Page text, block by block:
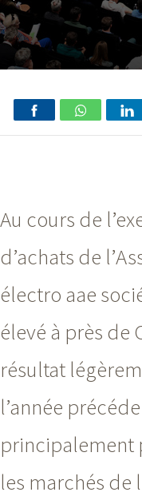
Au cours de
d’achats de
électro aae
élevé à près de
résultat
l’année
principalement
les marchés de